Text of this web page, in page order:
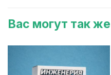
Вас могут так